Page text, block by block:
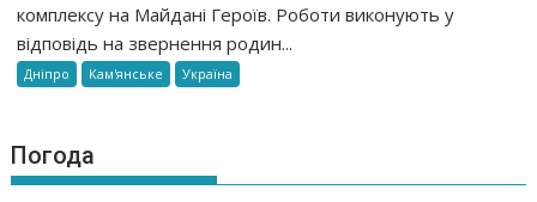
комплексу на Майдані Героїв. Роботи виконують у
відповідь на звернення родин...
Дніпро Кам'янське Україна
Погода